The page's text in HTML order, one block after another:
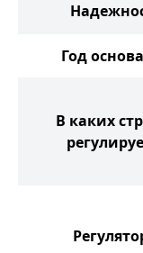
Год
В каких